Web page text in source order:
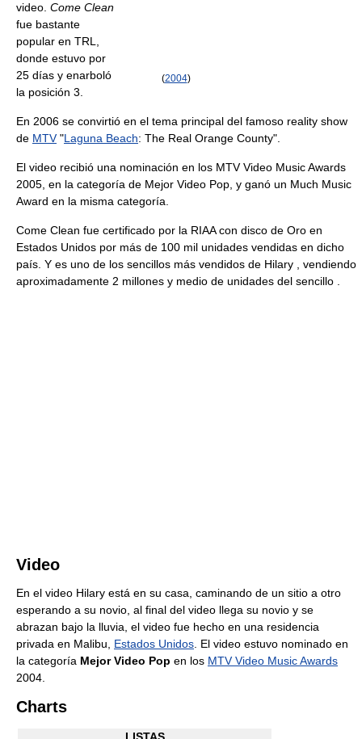
(2004)
video. Come Clean
fue bastante
popular en TRL,
donde estuvo por
25 días y enarboló
la posición 3.
En 2006 se convirtió en el tema principal del famoso reality show
de MTV"Laguna Beach: The Real Orange County".
El video recibió una nominación en los MTV Video Music Awards
2005, en la categoría de Mejor Video Pop, y ganó un Much Music
Award en la misma categoría.
Come Clean fue certificado por la RIAA con disco de Oro en
Estados Unidos por más de 100 mil unidades vendidas en dicho
país. Y es uno de los sencillos más vendidos de Hilary , vendiendo
aproximadamente 2 millones y medio de unidades del sencillo .
Video
En el video Hilary está en su casa, caminando de un sitio a otro
esperando a su novio, al final del video llega su novio y se
abrazan bajo la lluvia, el video fue hecho en una residencia
privada en Malibu, Estados Unidos . El video estuvo nominado en
la categoría Mejor Video Pop en los MTV Video Music Awards
2004.
Charts